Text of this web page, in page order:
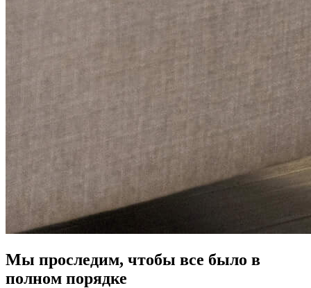
Мы проследим, чтобы все было в
полном порядке